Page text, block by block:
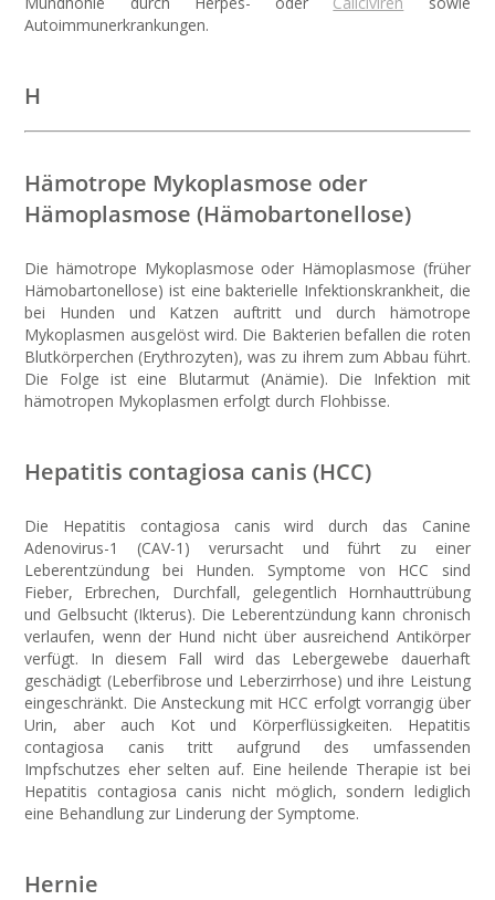
Autoimmunerkrankungen.
H
Hämotrope Mykoplasmose oder
Hämoplasmose (Hämobartonellose)
Die hämotrope Mykoplasmose oder Hämoplasmose (früher
Hämobartonellose) ist eine bakterielle Infektionskrankheit, die
bei Hunden und Katzen auftritt und durch hämotrope
Mykoplasmen ausgelöst wird. Die Bakterien befallen die roten
Blutkörperchen (Erythrozyten), was zu ihrem zum Abbau führt.
Die Folge ist eine Blutarmut (Anämie). Die Infektion mit
hämotropen Mykoplasmen erfolgt durch Flohbisse.
Hepatitis contagiosa canis (HCC)
Die Hepatitis contagiosa canis wird durch das Canine
Adenovirus-1 (CAV-1) verursacht und führt zu einer
Leberentzündung bei Hunden. Symptome von HCC sind
Fieber, Erbrechen, Durchfall, gelegentlich Hornhauttrübung
und Gelbsucht (Ikterus). Die Leberentzündung kann chronisch
verlaufen, wenn der Hund nicht über ausreichend Antikörper
verfügt. In diesem Fall wird das Lebergewebe dauerhaft
geschädigt (Leberfibrose und Leberzirrhose) und ihre Leistung
eingeschränkt. Die Ansteckung mit HCC erfolgt vorrangig über
Urin, aber auch Kot und Körperflüssigkeiten. Hepatitis
contagiosa canis tritt aufgrund des umfassenden
Impfschutzes eher selten auf. Eine heilende Therapie ist bei
Hepatitis contagiosa canis nicht möglich, sondern lediglich
eine Behandlung zur Linderung der Symptome.
Hernie